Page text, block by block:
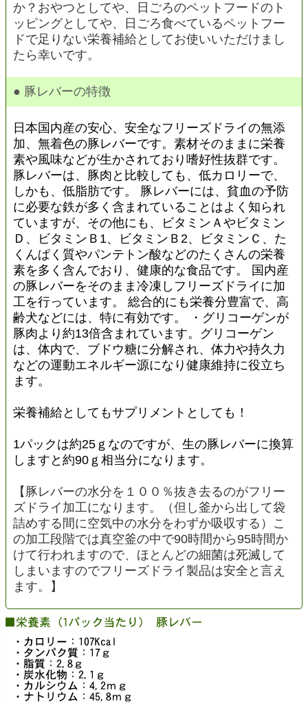
か？おやつとしてや、日ごろのペットフードのト
ッピングとしてや、日ごろ食べているペットフー
ドで足りない栄養補給としてお使いいただけまし
たら幸いです。
● 豚レバーの特徴
日本国内産の安心、安全なフリーズドライの無添
加、無着色の豚レバーです。素材そのままに栄養
素や風味などが生かされており嗜好性抜群です。
豚レバーは、豚肉と比較しても、低カロリーで、
しかも、低脂肪です。 豚レバーには、貧血の予防
に必要な鉄が多く含まれていることはよく知られ
ていますが、その他にも、ビタミンＡやビタミン
Ｄ、ビタミンＢ1、ビタミンＢ2、ビタミンＣ、た
くんぱく質やパンテトン酸などのたくさんの栄養
素を多く含んでおり、健康的な食品です。 国内産
の豚レバーをそのまま冷凍しフリーズドライに加
工を行っています。 総合的にも栄養分豊富で、高
齢犬などには、特に有効です。 ・グリコーゲンが
豚肉より約13倍含まれています。グリコーゲン
は、体内で、ブドウ糖に分解され、体力や持久力
などの運動エネルギー源になり健康維持に役立ち
ます。
栄養補給としてもサプリメントとしても！
1パックは約25ｇなのですが、生の豚レバーに換算
しますと約90ｇ相当分になります。
【豚レバーの水分を１００％抜き去るのがフリー
ズドライ加工になります。（但し釜から出して袋
詰めする間に空気中の水分をわずか吸収する）こ
の加工段階では真空釜の中で90時間から95時間か
けて行われますので、ほとんどの細菌は死滅して
しまいますのでフリーズドライ製品は安全と言え
ます。】